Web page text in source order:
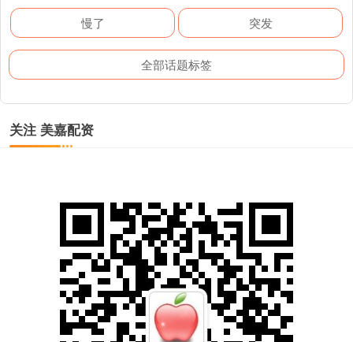
慢了 突发
全部话题标签
关注 美嘉配资